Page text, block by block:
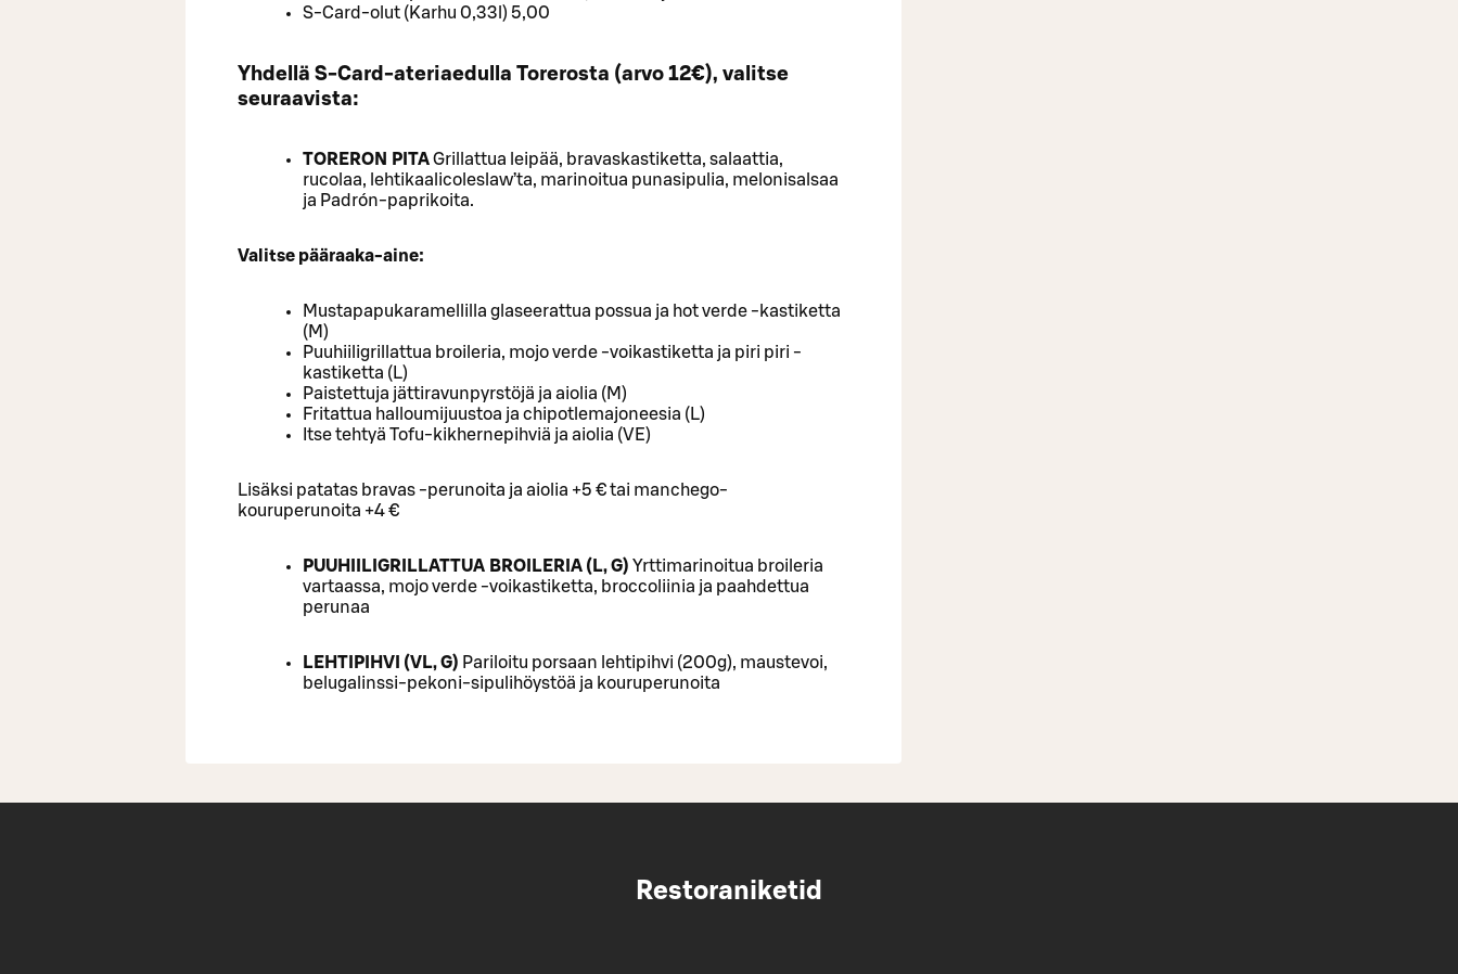
S-Card-olut (Karhu 0,33l) 5,00
Yhdellä S-Card-ateriaedulla Torerosta (arvo 12€), valitse
seuraavista:
TORERON PITAGrillattua leipää, bravaskastiketta, salaattia,
rucolaa, lehtikaalicoleslaw’ta, marinoitua punasipulia, melonisalsaa
ja Padrón-paprikoita.
Valitse pääraaka-aine:
Mustapapukaramellilla glaseerattua possua​ ja hot verde -kastiketta
(M)​
Puuhiiligrillattua broileria, mojo verde -voikastiketta​ ja piri piri -
kastiketta (L)​
Paistettuja jättiravunpyrstöjä ja aiolia (M)​
Fritattua halloumijuustoa ja chipotlemajoneesia (L)​
Itse tehtyä Tofu-kikhernepihviä ja aiolia (VE)​
Lisäksi patatas bravas -perunoita ja aiolia +5 €​ tai manchego-
kouruperunoita +4 €
PUUHIILIGRILLATTUA BROILERIA (L, G) Yrttimarinoitua broileria
vartaassa, mojo verde -voikastiketta, broccoliinia ja paahdettua
perunaa
LEHTIPIHVI (VL, G) Pariloitu porsaan lehtipihvi (200g), maustevoi,
belugalinssi-pekoni-sipulihöystöä ja kouruperunoita
Restoraniketid